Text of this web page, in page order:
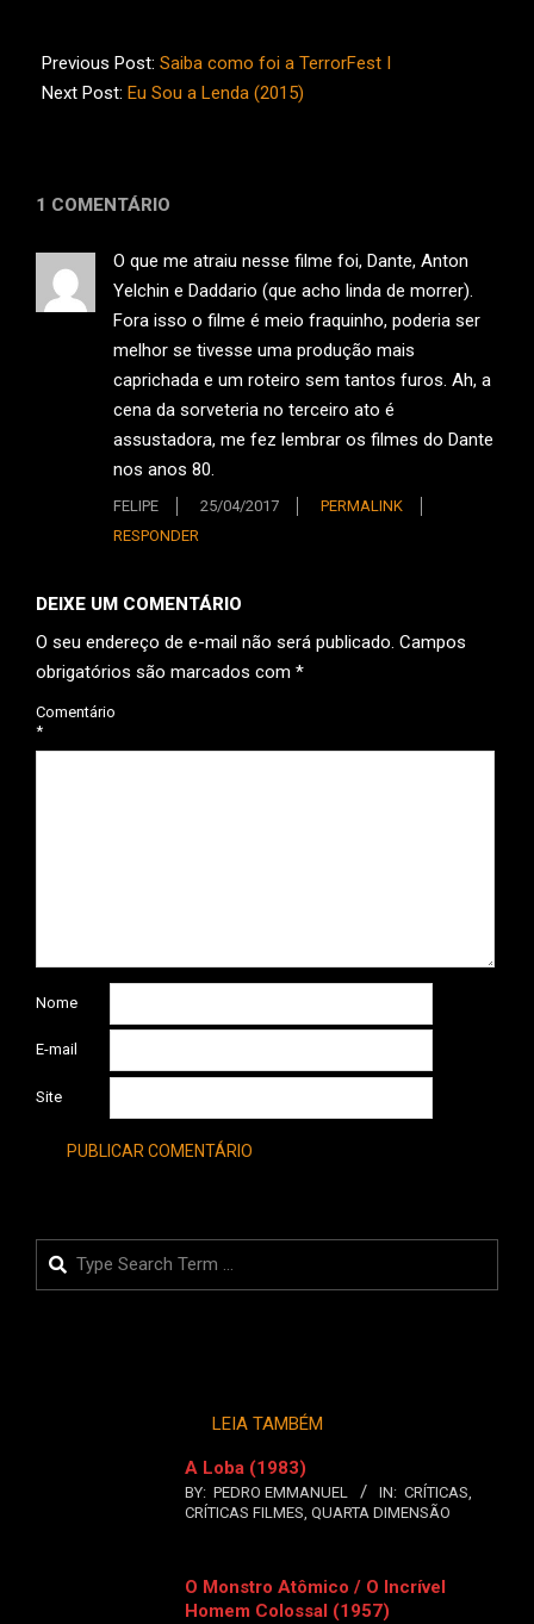
06-
21
Previous Post: Saiba como foi a TerrorFest I
Next Post: Eu Sou a Lenda (2015)
1 COMENTÁRIO
O que me atraiu nesse filme foi, Dante, Anton
Yelchin e Daddario (que acho linda de morrer).
Fora isso o filme é meio fraquinho, poderia ser
melhor se tivesse uma produção mais
caprichada e um roteiro sem tantos furos. Ah, a
cena da sorveteria no terceiro ato é
assustadora, me fez lembrar os filmes do Dante
nos anos 80.
FELIPE 25/04/2017
PERMALINK
RESPONDER
DEIXE UM COMENTÁRIO
O seu endereço de e-mail não será publicado. Campos
obrigatórios são marcados com *
Comentário
*
Nome
E-mail
Site
Search
LEIA TAMBÉM
A Loba (1983)
BY: PEDRO EMMANUEL IN: CRÍTICAS,
CRÍTICAS FILMES, QUARTA DIMENSÃO
O Monstro Atômico / O Incrível
Homem Colossal (1957)